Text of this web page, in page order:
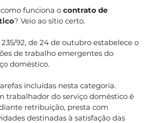
funciona o contrato de
? Veio ao sítio certo.
92, de 24 de outubro estabelece o
de trabalho emergentes do
doméstico.
incluídas nesta categoria.
trabalhador do serviço doméstico é
retribuição, presta com
destinadas à satisfação das